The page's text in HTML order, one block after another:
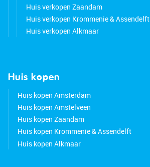
Huis verkopen Zaandam
Huis verkopen Krommenie & Assendelft
Huis verkopen Alkmaar
Huis kopen
Huis kopen Amsterdam
Huis kopen Amstelveen
Huis kopen Zaandam
Huis kopen Krommenie & Assendelft
Huis kopen Alkmaar